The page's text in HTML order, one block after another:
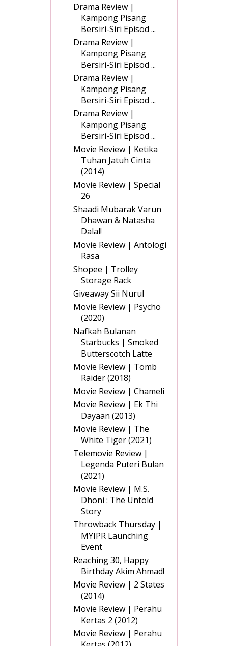
Drama Review |
Kampong Pisang
Bersiri-Siri Episod ...
Drama Review |
Kampong Pisang
Bersiri-Siri Episod ...
Drama Review |
Kampong Pisang
Bersiri-Siri Episod ...
Drama Review |
Kampong Pisang
Bersiri-Siri Episod ...
Movie Review | Ketika
Tuhan Jatuh Cinta
(2014)
Movie Review | Special
26
Shaadi Mubarak Varun
Dhawan & Natasha
Dalal!
Movie Review | Antologi
Rasa
Shopee | Trolley
Storage Rack
Giveaway Sii Nurul
Movie Review | Psycho
(2020)
Nafkah Bulanan
Starbucks | Smoked
Butterscotch Latte
Movie Review | Tomb
Raider (2018)
Movie Review | Chameli
Movie Review | Ek Thi
Dayaan (2013)
Movie Review | The
White Tiger (2021)
Telemovie Review |
Legenda Puteri Bulan
(2021)
Movie Review | M.S.
Dhoni : The Untold
Story
Throwback Thursday |
MYIPR Launching
Event
Reaching 30, Happy
Birthday Akim Ahmad!
Movie Review | 2 States
(2014)
Movie Review | Perahu
Kertas 2 (2012)
Movie Review | Perahu